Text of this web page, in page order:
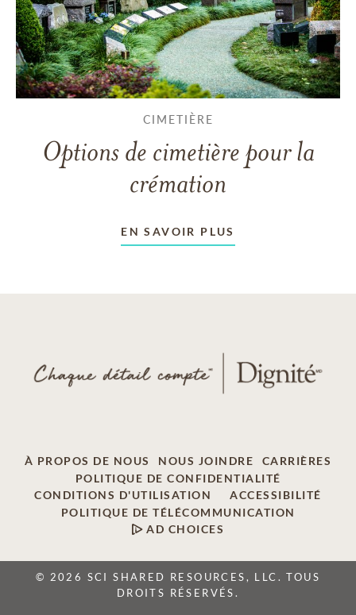
CIMETIÈRE
Options de cimetière pour la
crémation
EN SAVOIR PLUS
À PROPOS DE NOUS NOUS JOINDRE
CARRIÈRES
POLITIQUE DE CONFIDENTIALITÉ
CONDITIONS D'UTILISATION
ACCESSIBILITÉ
POLITIQUE DE TÉLÉCOMMUNICATION
AD CHOICES
© 2026 SCI SHARED RESOURCES, LLC. TOUS
DROITS RÉSERVÉS.